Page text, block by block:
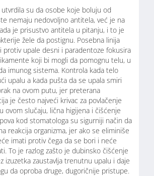
utvrdila su da osobe koje boluju od
nemaju nedovoljno antitela, već je na
je prisustvo antitela u pitanju, i to je
žele da postignu. Posebna linija
protiv upale desni i paradentoze fokusira
koji bi mogli da pomognu telu, u
imunog sistema. Kontrola kada telo
upalu a kada pušta da se upala smiri
na ovom putu, jer preterana
je često najveći krivac za povlačenje
ovom slučaju, lična higijena i čišćenje
kod stomatologa su sigurniji način da
reakcija organizma, jer ako se eliminiše
imati protiv čega da se bori i neće
To je razlog zašto je dubinsko čišćenje
izuzetka zaustavlja trenutnu upalu i daje
da oproba druge, dugoričnije pristupe.